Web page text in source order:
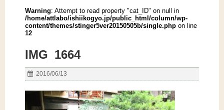
Warning: Attempt to read property "cat_ID" on null in
/home/attlabo/ishiikogyo.jp/public_html/column/wp-
content/themes/stinger5ver20150505b/single.php on line
12
IMG_1664
2016/06/13